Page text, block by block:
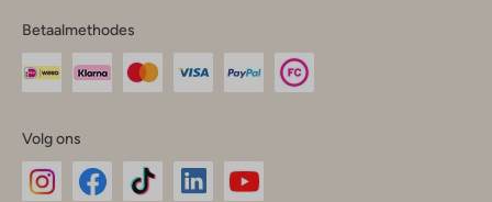
Betaalmethodes
Volg ons